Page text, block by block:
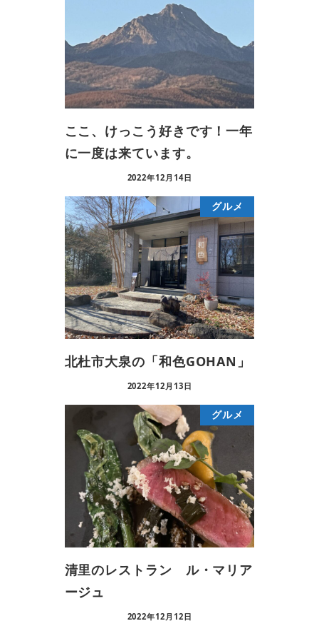
ここ、けっこう好きです！一年
に一度は来ています。
2022年12月14日
グルメ
北杜市大泉の「和色GOHAN」
2022年12月13日
グルメ
清里のレストラン ル・マリア
ージュ
2022年12月12日